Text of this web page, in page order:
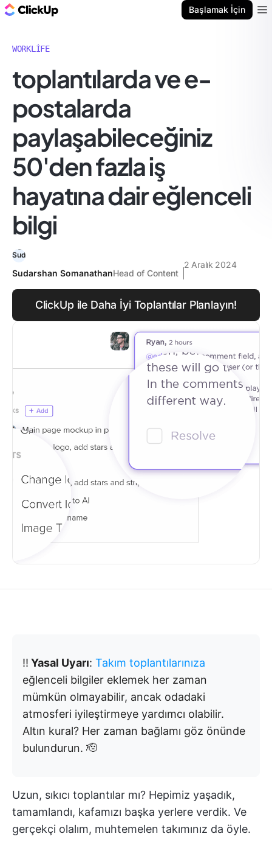
Başlamak İçin
WORKLIFE
toplantılarda ve e-
postalarda
paylaşabileceğiniz
50'den fazla iş
hayatına dair eğlenceli
bilgi
Sudarshan SomanathanHead of Content
2 Aralık 2024
ClickUp ile Daha İyi Toplantılar Planlayın!
‼️ Yasal Uyarı: Takım toplantılarınıza
eğlenceli bilgiler eklemek her zaman
mümkün olmayabilir, ancak odadaki
atmosferi iyileştirmeye yardımcı olabilir.
Altın kural? Her zaman bağlamı göz önünde
bulundurun. 🫡
Uzun, sıkıcı toplantılar mı? Hepimiz yaşadık,
tamamlandı, kafamızı başka yerlere verdik. Ve
gerçekçi olalım, muhtemelen takımınız da öyle.